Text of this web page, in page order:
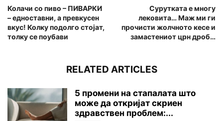
Колачи со пиво – ПИВАРКИ
– едноставни, а превкусен
вкус! Колку подолго стојат,
толку се поубави
Сурутката е многу
лековита… Маж ми ги
прочисти жолчното кесе и
замастениот црн дроб…
RELATED ARTICLES
5 промени на стапалата што
може да откријат скриен
здравствен проблем:...